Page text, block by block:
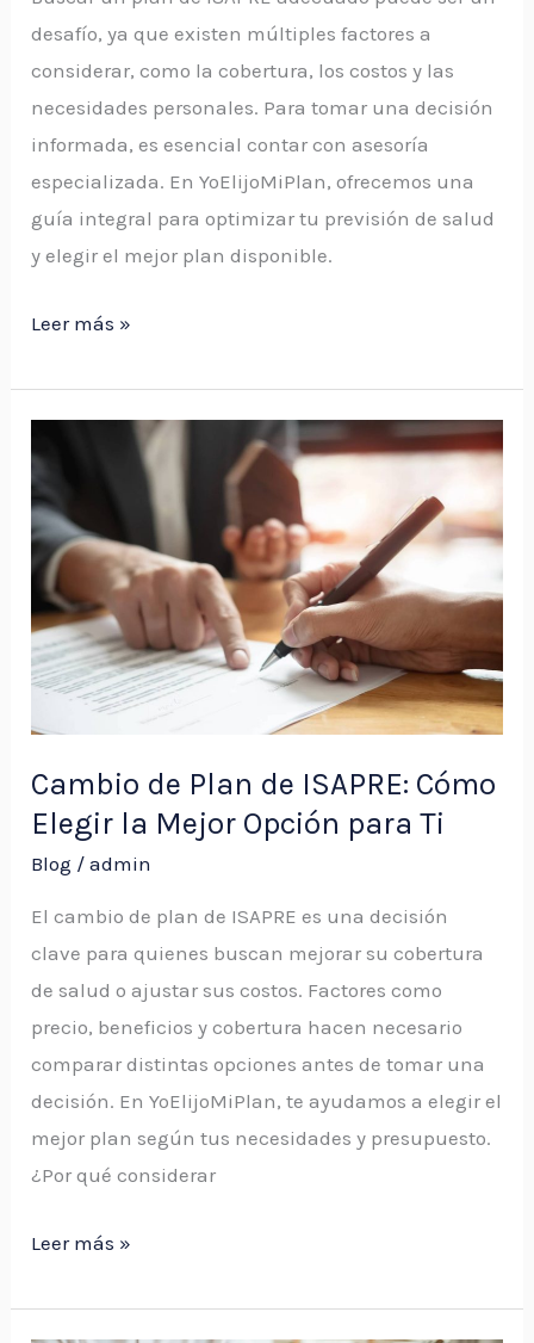
desafío, ya que existen múltiples factores a
considerar, como la cobertura, los costos y las
necesidades personales. Para tomar una decisión
informada, es esencial contar con asesoría
especializada. En YoElijoMiPlan, ofrecemos una
guía integral para optimizar tu previsión de salud
y elegir el mejor plan disponible.
salud
Leer más »
Cambio de Plan de ISAPRE: Cómo
Elegir la Mejor Opción para Ti
Blog /admin
El cambio de plan de ISAPRE es una decisión
clave para quienes buscan mejorar su cobertura
de salud o ajustar sus costos. Factores como
precio, beneficios y cobertura hacen necesario
comparar distintas opciones antes de tomar una
decisión. En YoElijoMiPlan, te ayudamos a elegir el
mejor plan según tus necesidades y presupuesto.
¿Por qué considerar
de
Plan
de
ISAPRE:
Cómo
Elegir
la
Mejor
Opción
para
Leer más »